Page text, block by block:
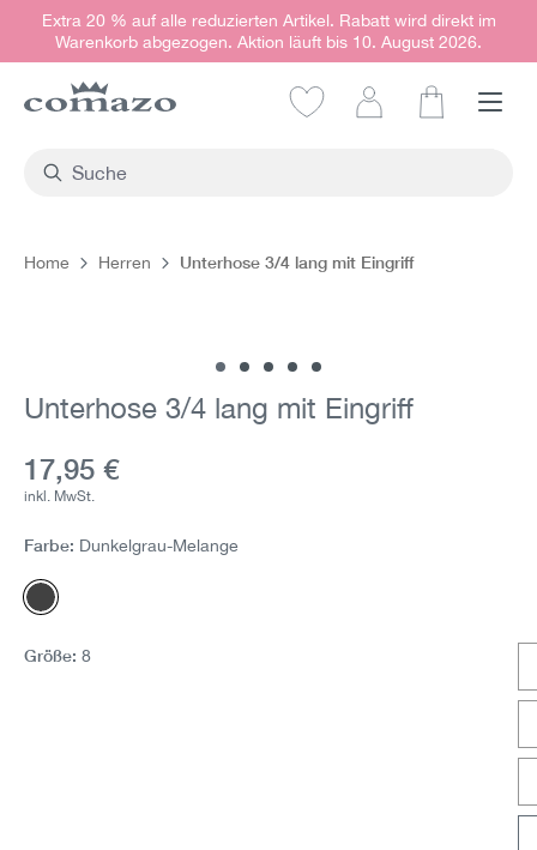
springen
Extra 20 % auf alle reduzierten Artikel. Rabatt wird direkt im
Warenkorb abgezogen. Aktion läuft bis 10. August 2026.
Home Herren Unterhose 3/4 lang mit Eingriff
Unterhose 3/4 lang mit Eingriff
Aktueller Preis:
17,95 €
inkl. MwSt.
Farbe: Dunkelgrau-Melange
Dunkelgrau-Melange
Größe: 8